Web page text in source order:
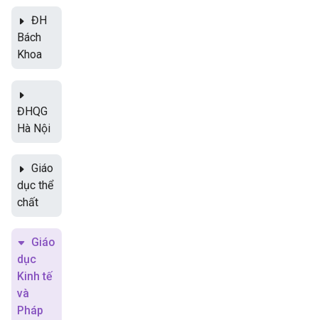
ĐH
Bách
Khoa
ĐHQG
Hà Nội
Giáo
dục thể
chất
Giáo
dục
Kinh tế
và
Pháp